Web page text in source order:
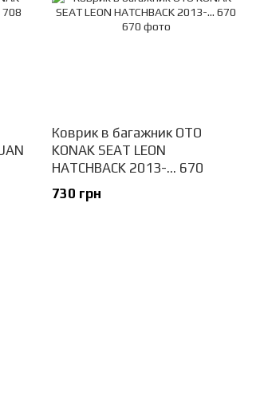
Коврик в багажник OTO
KONAK SEAT LEON
HATCHBACK 2013-... 670
730 грн